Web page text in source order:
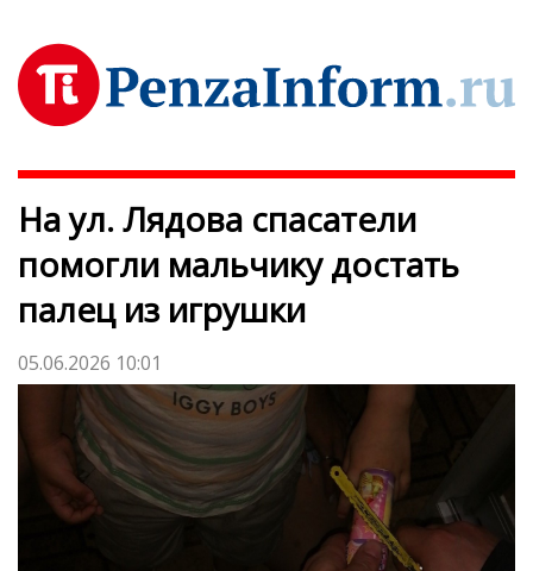
На ул. Лядова спасатели
помогли мальчику достать
палец из игрушки
05.06.2026 10:01